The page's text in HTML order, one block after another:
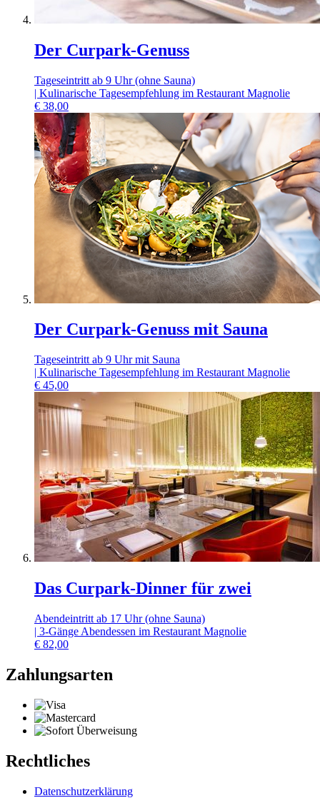
Der Curpark-Genuss
Tageseintritt ab 9 Uhr (ohne Sauna)
| Kulinarische Tagesempfehlung im Restaurant Magnolie
€ 38,00
Der Curpark-Genuss mit Sauna
Tageseintritt ab 9 Uhr mit Sauna
| Kulinarische Tagesempfehlung im Restaurant Magnolie
€ 45,00
Das Curpark-Dinner für zwei
Abendeintritt ab 17 Uhr (ohne Sauna)
| 3-Gänge Abendessen im Restaurant Magnolie
€ 82,00
Zahlungsarten
Rechtliches
Datenschutzerklärung